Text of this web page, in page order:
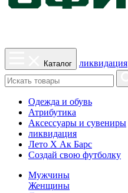
Каталог ликвидация
Одежда и обувь
Атрибутика
Аксессуары и сувениры
ликвидация
Лето Х Ак Барс
Создай свою футболку
Мужчины
Женщины